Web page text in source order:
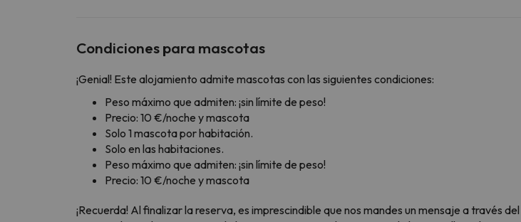
Condiciones para mascotas
¡Genial! Este alojamiento admite mascotas con las siguientes condiciones:
Peso máximo que admiten: ¡sin límite de peso!
Precio: 10 €/noche y mascota
Solo 1 mascota por habitación.
Solo en las habitaciones.
Peso máximo que admiten: ¡sin límite de peso!
Precio: 10 €/noche y mascota
¡Recuerda! Al finalizar la reserva, es imprescindible que nos mandes un mensaje a través del